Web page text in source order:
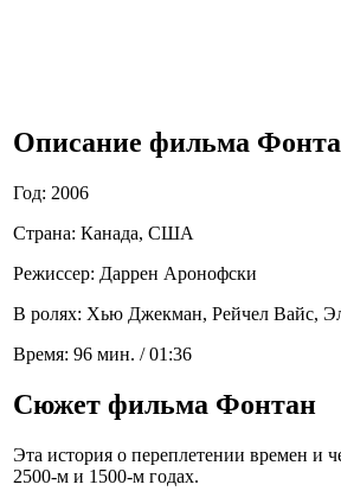
Описание фильма
Год: 2006
Страна: Канада, США
Режиссер: Даррен Аронофски
В ролях: Хью Джекман, Рейчел Вайс,
Время: 96 мин. / 01:36
Сюжет фильма Фонтан
Эта история о переплетении времен и
2500-м и 1500-м годах.